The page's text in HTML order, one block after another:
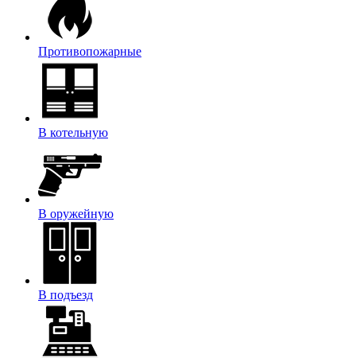
Противопожарные
В котельную
В оружейную
В подъезд